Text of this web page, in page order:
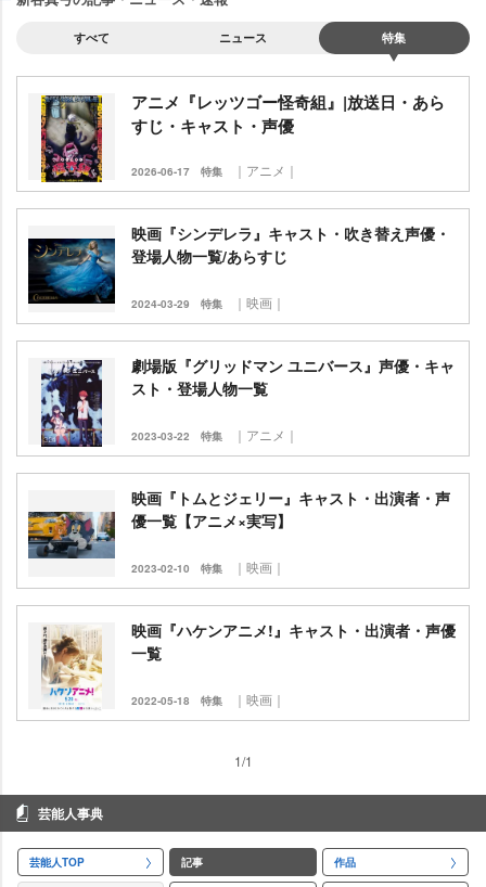
すべて ニュース 特集
アニメ『レッツゴー怪奇組』|放送日・あら
すじ・キャスト・声優
2026-06-17 特集 ｜アニメ｜
映画『シンデレラ』キャスト・吹き替え声優・
登場人物一覧/あらすじ
2024-03-29 特集 ｜映画｜
劇場版『グリッドマン ユニバース』声優・キャ
スト・登場人物一覧
2023-03-22 特集 ｜アニメ｜
映画『トムとジェリー』キャスト・出演者・声
優一覧【アニメ×実写】
2023-02-10 特集 ｜映画｜
映画『ハケンアニメ!』キャスト・出演者・声優
一覧
2022-05-18 特集 ｜映画｜
1/1
芸能人事典
芸能人TOP 記事 作品